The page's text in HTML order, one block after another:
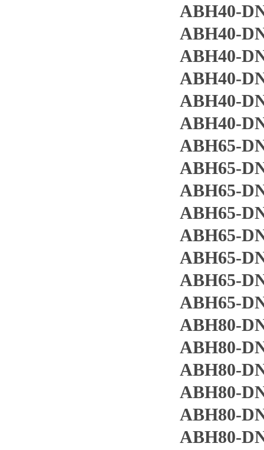
ABH40-
ABH40-
ABH40-
ABH40-
ABH40-
ABH40-
ABH65-
ABH65-
ABH65-
ABH65-
ABH65-
ABH65-
ABH65-
ABH65-
ABH80-
ABH80-
ABH80-
ABH80-
ABH80-
ABH80-